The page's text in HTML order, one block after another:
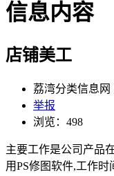
信息内容
店铺美工
荔湾分类信息网
举报
浏览：498
主要工作是公司产品
用PS修图软件,工作时